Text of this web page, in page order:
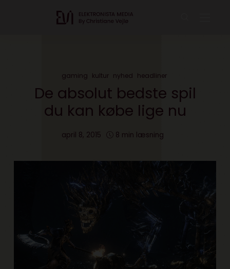
gaming kultur nyhed headliner
De absolut bedste spil
du kan købe lige nu
april 8, 2015 8 min læsning